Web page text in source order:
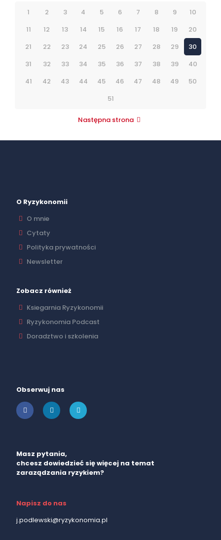
1 2 3 4 5 6 7 8 9
10
11
12 13 14 15 16 17 18 19
20
21
22 23 24 25 26 27 28 29
30
31
32 33 34 35 36 37 38 39
40
41
42 43 44 45 46 47 48 49
50
51
Następna strona
O Ryzykonomii
O mnie
Cytaty
Polityka prywatności
Newsletter
Zobacz również
Ksiegarnia Ryzykonomii
Ryzykonomia Podcast
Doradztwo i szkolenia
Obserwuj nas
Masz pytania,
chcesz dowiedzieć się więcej na temat
zaraządzania ryzykiem?
Napisz do nas
j.podlewski@ryzykonomia.pl